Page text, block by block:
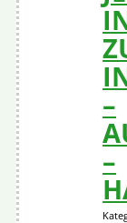
–
–